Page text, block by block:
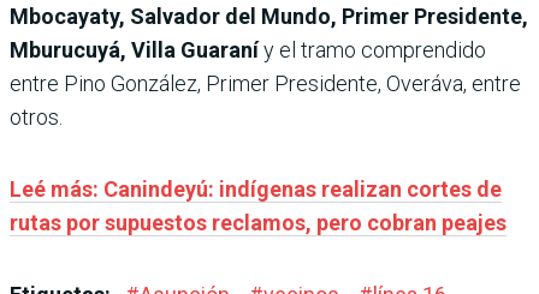
Mbocayaty, Salvador del Mundo, Primer Presidente,
Mburucuyá, Villa Guaraníy el tramo comprendido
entre Pino González, Primer Presidente, Overáva, entre
otros.
Leé más: Canindeyú: indígenas realizan cortes de
rutas por supuestos reclamos, pero cobran peajes